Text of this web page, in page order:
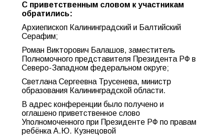
С приветственным словом к участникам
обратились:
Архиепископ Калининградский и Балтийский
Серафим;
Роман Викторович Балашов, заместитель
Полномочного представителя Президента РФ в
Северо-Западном федеральном округе;
Светлана Сергеевна Трусенева, министр
образования Калининградской области.
В адрес конференции было получено и
оглашено приветственное слово
Уполномоченного при Президенте РФ по правам
ребёнка А.Ю. Кузнецовой